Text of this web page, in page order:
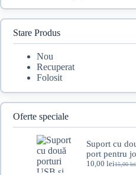
Stare Produs
Nou
Recuperat
Folosit
Oferte speciale
Suport cu
port pentru
15,00lei
Prețul
10,00 leiPrețul